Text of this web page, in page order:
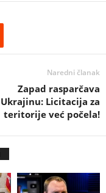
Naredni članak
Zapad rasparčava
Ukrajinu: Licitacija za
teritorije već počela!